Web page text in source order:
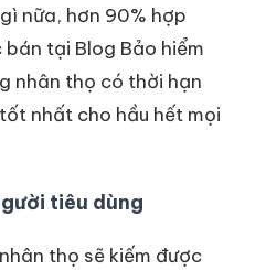
nữa, hơn 90% hợp
tại Blog Bảo hiểm
nhân thọ có thời hạn
nhất cho hầu hết mọi
tiêu dùng
thọ sẽ kiếm được